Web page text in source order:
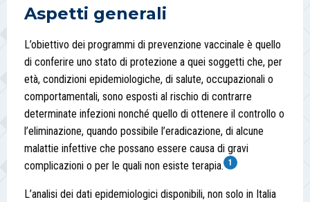
Aspetti generali
L’obiettivo dei programmi di prevenzione vaccinale è quello
di conferire uno stato di protezione a quei soggetti che, per
età, condizioni epidemiologiche, di salute, occupazionali o
comportamentali, sono esposti al rischio di contrarre
determinate infezioni nonché quello di ottenere il controllo o
l’eliminazione, quando possibile l’eradicazione, di alcune
malattie infettive che possano essere causa di gravi
complicazioni o per le quali non esiste terapia. 1
L’analisi dei dati epidemiologici disponibili, non solo in Italia